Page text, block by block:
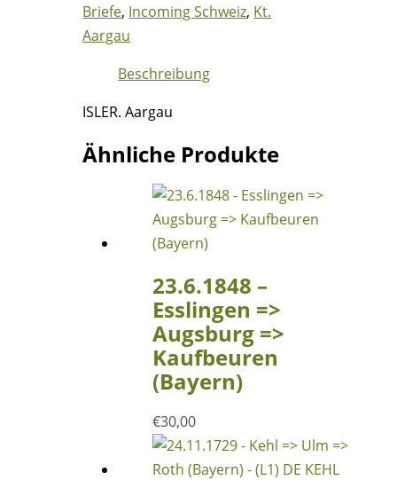
Briefe, Incoming Schweiz, Kt.
Aargau
Beschreibung
ISLER. Aargau
Ähnliche Produkte
23.6.1848 –
Esslingen =>
Augsburg =>
Kaufbeuren
(Bayern)
€30,00